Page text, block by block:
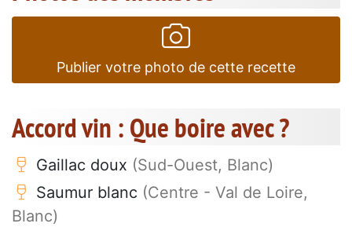
Publier votre photo de cette recette
Accord vin : Que boire avec ?
Gaillac doux (Sud-Ouest, Blanc)
Saumur blanc (Centre - Val de Loire,
Blanc)